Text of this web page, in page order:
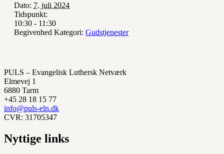
Dato: 7. juli 2024
Tidspunkt:
10:30 - 11:30
Begivenhed Kategori: Gudstjenester
PULS – Evangelisk Luthersk Netværk
Elmevej 1
6880 Tarm
+45 28 18 15 77
info@puls-eln.dk
CVR: 31705347
Nyttige links